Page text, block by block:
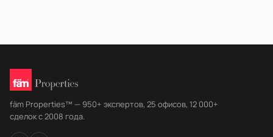
fäm Properties™ — 950+ экспертов, 25 офисов, 12 000+
сделок с 2008 года.